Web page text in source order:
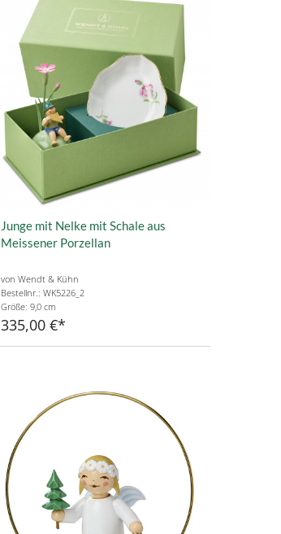
Junge mit Nelke mit Schale aus
Meissener Porzellan
von Wendt & Kühn
Bestellnr.: WK5226_2
Größe: 9,0 cm
335,00 €